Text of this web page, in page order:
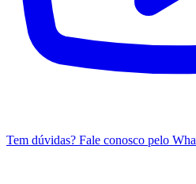
Tem dúvidas? Fale conosco pelo